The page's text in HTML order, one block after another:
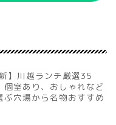
】川越ランチ厳選35
個室あり、おしゃれなど
ぶ穴場から名物おすすめ